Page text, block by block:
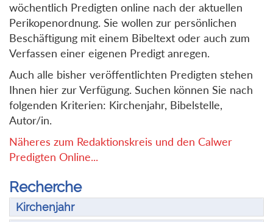
wöchentlich Predigten online nach der aktuellen
Perikopenordnung. Sie wollen zur persönlichen
Beschäftigung mit einem Bibeltext oder auch zum
Verfassen einer eigenen Predigt anregen.
Auch alle bisher veröffentlichten Predigten stehen
Ihnen hier zur Verfügung. Suchen können Sie nach
folgenden Kriterien: Kirchenjahr, Bibelstelle,
Autor/in.
Näheres zum Redaktionskreis und den Calwer
Predigten Online...
Recherche
Kirchenjahr